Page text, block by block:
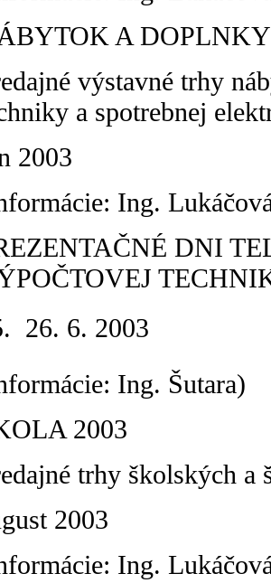
A
výstavné trhy
a spotrebnej
2003
Ing.
DNI
 26. 6. 2003
Ing. Šutara)
2003
trhy školských a
2003
Ing.